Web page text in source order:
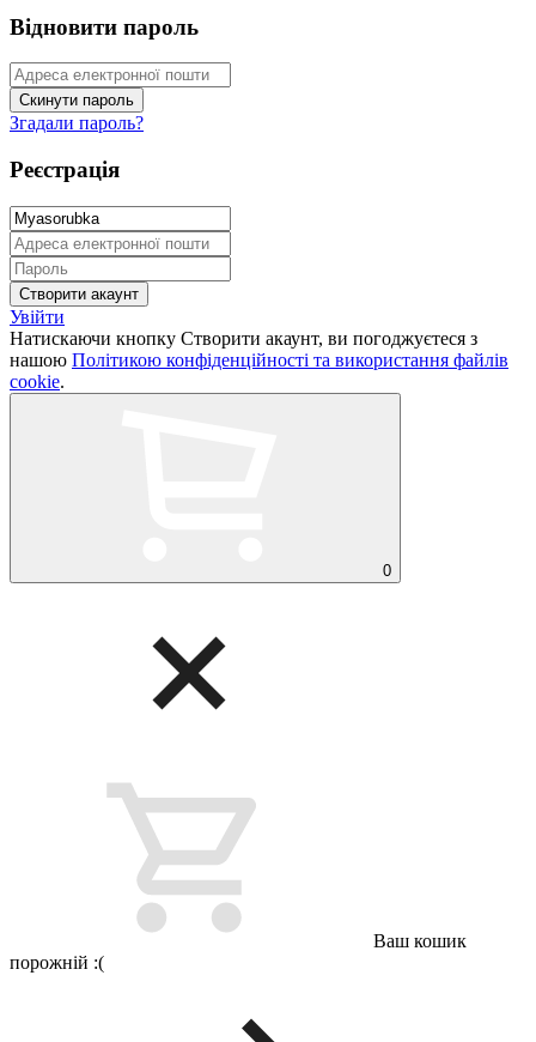
Відновити пароль
Згадали пароль?
Реєстрація
Увійти
Натискаючи кнопку Створити акаунт, ви погоджуєтеся з
нашою Політикою конфіденційності та використання файлів
cookie.
0
Ваш кошик
порожній :(